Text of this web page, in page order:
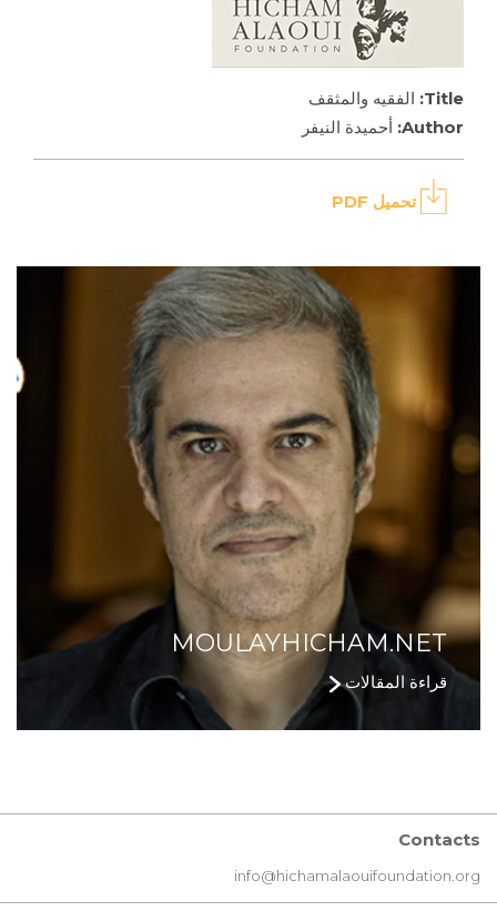
Title: الفقيه والمثقف
Author: أحميدة النيفر
تحميل PDF
MOULAYHICHAM.NET
قراءة المقالات
Contacts
info@hichamalaouifoundation.org